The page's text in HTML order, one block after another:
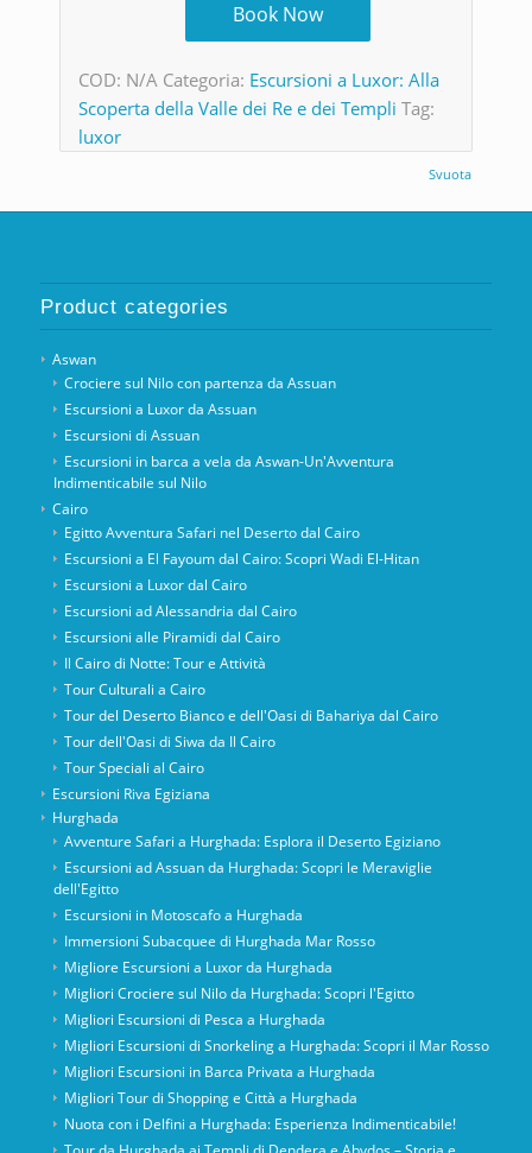
Svuota
Book Now
COD: N/A Categoria: Escursioni a Luxor: Alla
Scoperta della Valle dei Re e dei Templi Tag:
luxor
Product categories
Aswan
Crociere sul Nilo con partenza da Assuan
Escursioni a Luxor da Assuan
Escursioni di Assuan
Escursioni in barca a vela da Aswan-Un'Avventura
Indimenticabile sul Nilo
Cairo
Egitto Avventura Safari nel Deserto dal Cairo
Escursioni a El Fayoum dal Cairo: Scopri Wadi El-Hitan
Escursioni a Luxor dal Cairo
Escursioni ad Alessandria dal Cairo
Escursioni alle Piramidi dal Cairo
Il Cairo di Notte: Tour e Attività
Tour Culturali a Cairo
Tour del Deserto Bianco e dell'Oasi di Bahariya dal Cairo
Tour dell'Oasi di Siwa da Il Cairo
Tour Speciali al Cairo
Escursioni Riva Egiziana
Hurghada
Avventure Safari a Hurghada: Esplora il Deserto Egiziano
Escursioni ad Assuan da Hurghada: Scopri le Meraviglie
dell'Egitto
Escursioni in Motoscafo a Hurghada
Immersioni Subacquee di Hurghada Mar Rosso
Migliore Escursioni a Luxor da Hurghada
Migliori Crociere sul Nilo da Hurghada: Scopri l'Egitto
Migliori Escursioni di Pesca a Hurghada
Migliori Escursioni di Snorkeling a Hurghada: Scopri il Mar Rosso
Migliori Escursioni in Barca Privata a Hurghada
Migliori Tour di Shopping e Città a Hurghada
Nuota con i Delfini a Hurghada: Esperienza Indimenticabile!